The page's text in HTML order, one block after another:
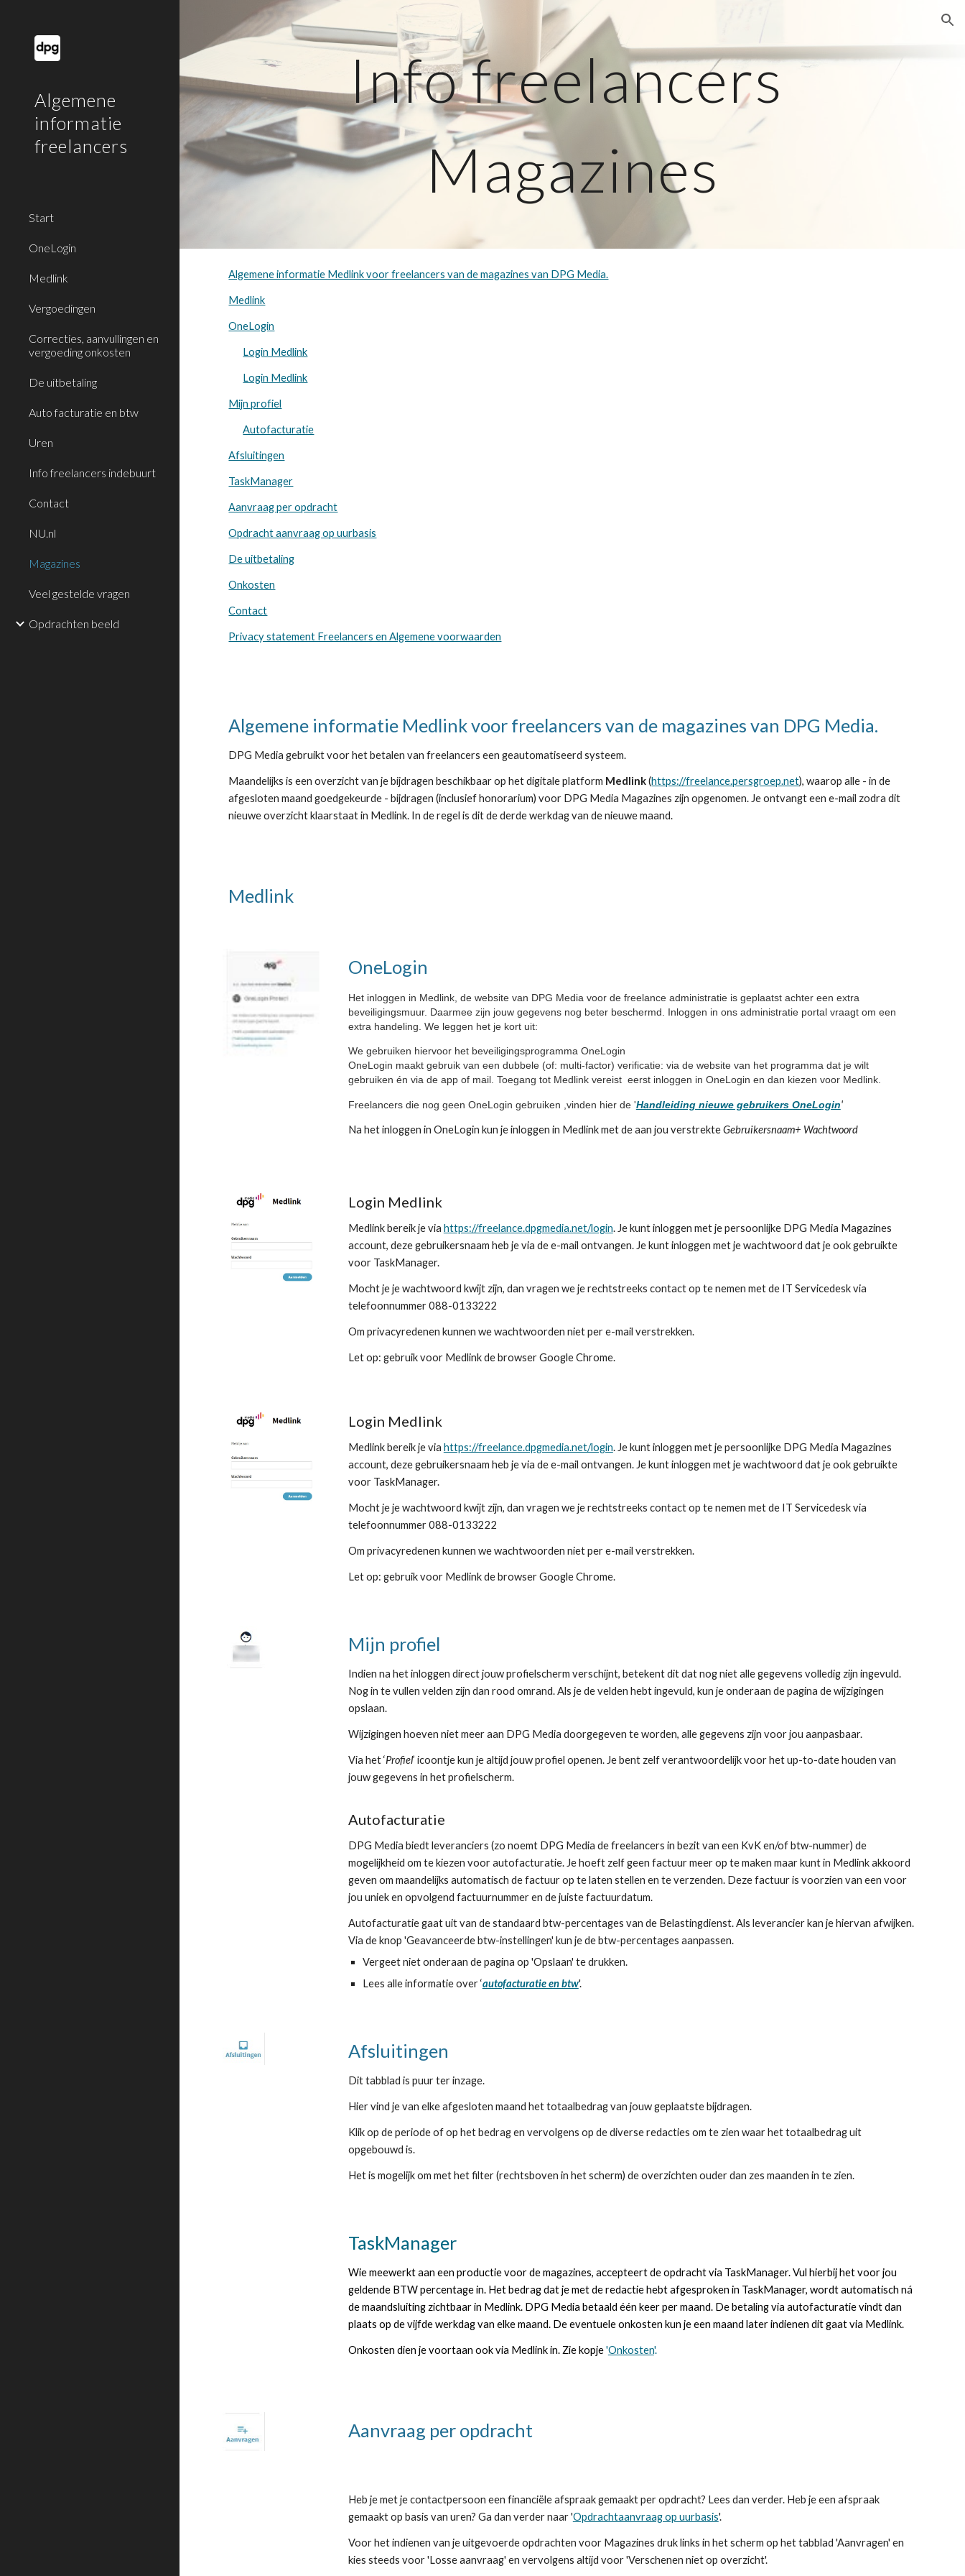
Skip to main content Skip to navigation
Algemene
informatie
freelancers
Start
OneLogin
Medlink
Vergoedingen
Correcties, aanvullingen en
vergoeding onkosten
De uitbetaling
Auto facturatie en btw
Uren
Info freelancers indebuurt
Contact
NU.nl
Magazines
Veel gestelde vragen
Opdrachten beeld
Info freelancers
Magazines
Algemene informatie Medlink voor freelancers van de magazines van DPG Media.
Medlink
OneLogin
Login Medlink
Login Medlink
Mijn profiel
Autofacturatie
Afsluitingen
TaskManager
Aanvraag per opdracht
Opdracht aanvraag op uurbasis
De uitbetaling
Onkosten
Contact
Privacy statement Freelancers en Algemene voorwaarden
Algemene informatie Medlink voor freelancers van de magazines van DPG Media.
DPG Media gebruikt voor het betalen van freelancers een geautomatiseerd systeem.
Maandelijks is een overzicht van je bijdragen beschikbaar ophetdigitale platform Medlink(https://freelance.persgroep.net), waarop alle - in de
afgesloten maand goedgekeurde - bijdragen (inclusief honorarium) voor DPG Media Magazines zijn opgenomen. Je ontvangt een e-mail zodra dit
nieuwe overzicht klaarstaat in Medlink. In de regel is dit de derde werkdag van de nieuwe maand.
Medlink
OneLogin
Het inloggen in Medlink, de website van DPG Media voor de freelance administratie is geplaatst achter een extra
beveiligingsmuur. Daarmee zijn jouw gegevens nog beter beschermd. Inloggen in ons administratie portal vraagt om een
extra handeling. We leggen het je kort uit:
We gebruiken hiervoor het beveiligingsprogramma OneLogin
OneLogin maakt gebruik van een dubbele (of: multi-factor) verificatie: via de website van het programma dat je wilt
gebruiken én via de app of mail. Toegang tot Medlink vereist eerst inloggen in OneLogin en dan kiezen voor Medlink.
Freelancers die nog geen OneLogin gebruiken ,vinden hier de 'Handleiding nieuwe gebruikers OneLogin'
Na het inloggen in OneLogin kun je inloggen in Medlink met de aan jou verstrekteGebruikersnaam+ Wachtwoord
Login Medlink
Medlink bereik je via https://freelance.dpgmedia.net/login. Je kunt inloggen met je persoonlijke DPG Media Magazines
account, deze gebruikersnaam heb je via de e-mail ontvangen. Je kunt inloggen met je wachtwoord dat je ook gebruikte
voor TaskManager.
Mocht je je wachtwoord kwijt zijn, dan vragen we je rechtstreeks contact op te nemen met de IT Servicedesk via
telefoonnummer088-0133222
Om privacyredenen kunnen we wachtwoorden niet per e-mail verstrekken.
Let op: gebruik voor Medlink de browser Google Chrome.
Login Medlink
Medlink bereik je via https://freelance.dpgmedia.net/login. Je kunt inloggen met je persoonlijke DPG Media Magazines
account, deze gebruikersnaam heb je via de e-mail ontvangen. Je kunt inloggen met je wachtwoord dat je ook gebruikte
voor TaskManager.
Mocht je je wachtwoord kwijt zijn, dan vragen we je rechtstreeks contact op te nemen met de IT Servicedesk via
telefoonnummer088-0133222
Om privacyredenen kunnen we wachtwoorden niet per e-mail verstrekken.
Let op: gebruik voor Medlink de browser Google Chrome.
Mijn profiel
Indien na het inloggen direct jouw profielscherm verschijnt, betekent dit dat nog niet alle gegevens volledig zijn ingevuld.
Nog in te vullen velden zijn dan rood omrand. Als je de velden hebt ingevuld, kun je onderaan de pagina de wijzigingen
opslaan.
Wijzigingen hoeven niet meer aan DPG Media doorgegeven te worden, alle gegevens zijn voor jou aanpasbaar.
Via het ‘Profiel’ icoontje kun je altijd jouw profiel openen. Je bent zelf verantwoordelijk voor het up-to-date houden van
jouw gegevens in hetprofielscherm.
Autofacturatie
DPG Media biedt leveranciers (zo noemt DPG Media de freelancers in bezit van een KvK en/of btw-nummer) de
mogelijkheid om te kiezen voorautofacturatie. Je hoeft zelf geen factuur meer op te maken maar kunt in Medlink akkoord
geven om maandelijks automatisch de factuur op te laten stellen en te verzenden. Deze factuur is voorzien van een voor
jou uniek en opvolgend factuurnummer en de juiste factuurdatum.
Autofacturatie gaat uit van de standaard btw-percentages van de Belastingdienst. Als leverancier kan jehiervan afwijken.
Via de knop 'Geavanceerde btw-instellingen' kun je de btw-percentages aanpassen.
Vergeet niet onderaan de pagina op 'Opslaan' te drukken.
Lees alle informatie over ‘autofacturatie en btw'.
Afsluitingen
Dit tabblad is puur ter inzage.
Hier vind je van elke afgesloten maand het totaalbedrag van jouw geplaatste bijdragen.
Klik op de periode of op het bedrag en vervolgens op de diverse redacties om te zien waar het totaalbedrag uit
opgebouwd is.
Het is mogelijk om methetfilter (rechtsboven in het scherm) de overzichten ouder dan zes maanden in te zien.
TaskManager
Wie meewerkt aan een productie voor de magazines, accepteert de opdracht via TaskManager. Vul hierbij het voor jou
geldende BTW percentage in. Het bedrag dat je met de redactie hebt afgesproken in TaskManager, wordt automatisch ná
de maandsluiting zichtbaar in Medlink. DPG Media betaald één keer per maand. De betaling via autofacturatie vindt dan
plaats op de vijfde werkdag van elke maand. De eventuele onkosten kun je een maand later indienen dit gaat via Medlink.
Onkosten dien je voortaan ook via Medlink in. Zie kopje'Onkosten'.
Aanvraag per opdracht
Heb je met je contactpersoon een financiële afspraak gemaakt per opdracht? Lees dan verder. Heb je een afspraak
gemaakt op basis van uren? Ga dan verder naar 'Opdrachtaanvraag op uurbasis'.
Voor het indienen van jeuitgevoerde opdrachten voor Magazines druk links in het scherm op het tabblad 'Aanvragen' en
kies steeds voor 'Losse aanvraag' en vervolgens altijd voor 'Verschenen niet op overzicht'.